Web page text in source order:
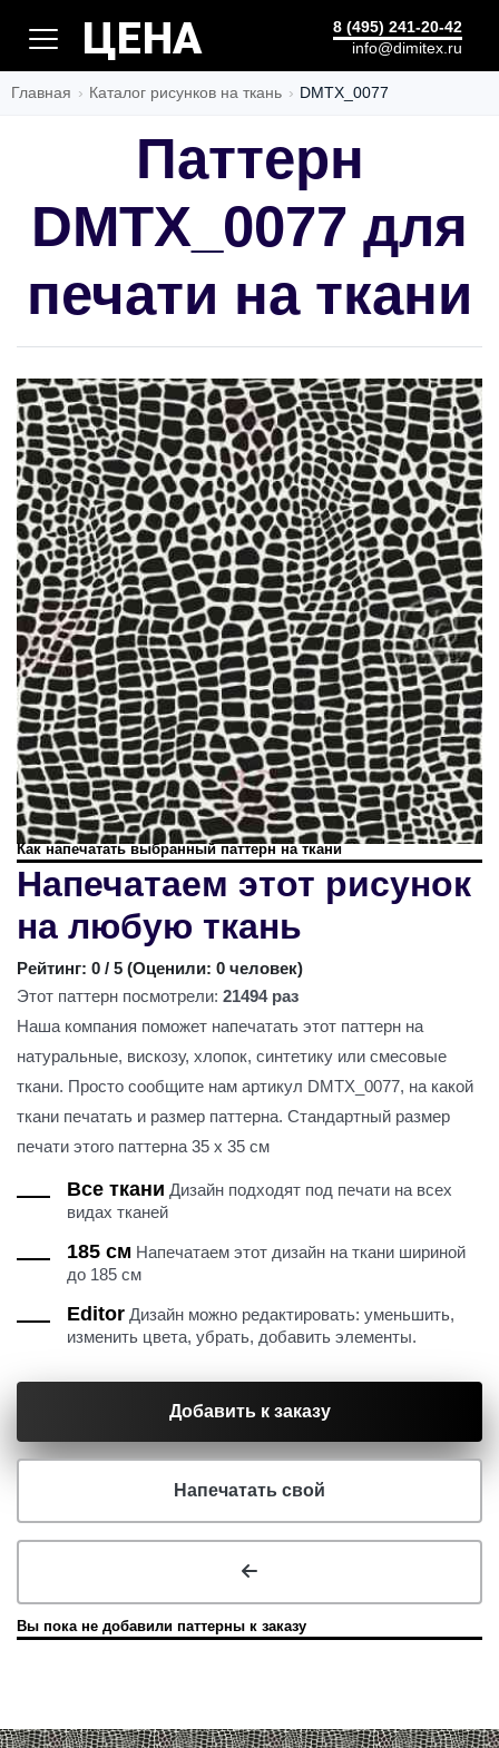
ПОШИВ
8 (495) 241-20-42
info@dimitex.ru
Главная Каталог рисунков на ткань DMTX_0077
Паттерн
DMTX_0077 для
печати на ткани
Как напечатать выбранный паттерн на ткани
Напечатаем этот рисунок
на любую ткань
Рейтинг: 0 / 5 (Оценили: 0 человек)
Этот паттерн посмотрели: 21494 раз
Наша компания поможет напечатать этот паттерн на
натуральные, вискозу, хлопок, синтетику или смесовые
ткани. Просто сообщите нам артикул DMTX_0077, на какой
ткани печатать и размер паттерна. Стандартный размер
печати этого паттерна 35 х 35 см
Все ткани Дизайн подходят под печати на всех
видах тканей
185 см Напечатаем этот дизайн на ткани шириной
до 185 см
Editor Дизайн можно редактировать: уменьшить,
изменить цвета, убрать, добавить элементы.
Добавить к заказу
Напечатать свой
Вы пока не добавили паттерны к заказу